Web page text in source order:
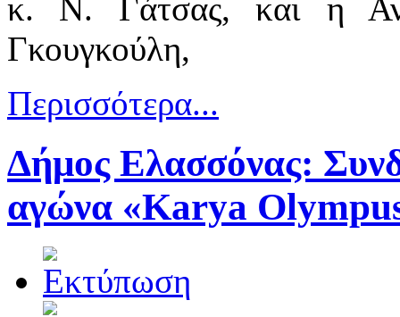
κ. Ν. Γάτσας, και η
Γκουγκούλη,
Περισσότερα...
Δήμος Ελασσόνας:
αγώνα «Karya